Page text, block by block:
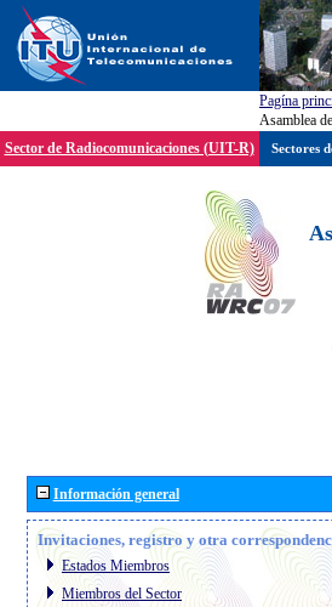
Pagína
Asamblea
Sector de Radiocomunicaciones (UIT-R)
Información general
Invitaciones, registro y otra
Estados Miembros
Miembros del Sector
Sectores